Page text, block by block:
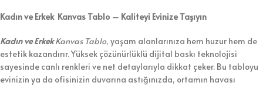
Kadın ve Erkek Kanvas Tablo – Kaliteyi Evinize Taşıyın
Kadın ve ErkekKanvas Tablo, yaşam alanlarınıza hem huzur hem de
estetik kazandırır. Yüksek çözünürlüklü dijital baskı teknolojisi
sayesinde canlı renkleri ve net detaylarıyla dikkat çeker. Bu tabloyu
evinizin ya da ofisinizin duvarına astığınızda, ortamın havası